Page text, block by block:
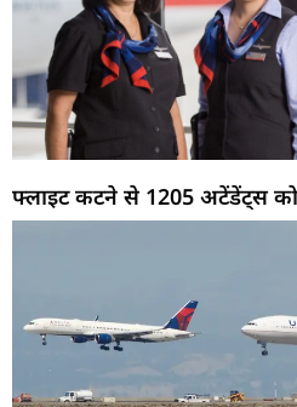
फ्लाइट कटने से 1205 अटेंडेंट्स को